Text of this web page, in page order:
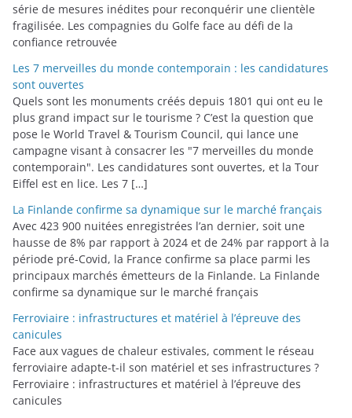
s
série de mesures inédites pour reconquérir une clientèle
fragilisée. Les compagnies du Golfe face au défi de la
confiance retrouvée
Les 7 merveilles du monde contemporain : les candidatures
sont ouvertes
Quels sont les monuments créés depuis 1801 qui ont eu le
plus grand impact sur le tourisme ? C’est la question que
pose le World Travel & Tourism Council, qui lance une
campagne visant à consacrer les "7 merveilles du monde
contemporain". Les candidatures sont ouvertes, et la Tour
Eiffel est en lice. Les 7 […]
La Finlande confirme sa dynamique sur le marché français
Avec 423 900 nuitées enregistrées l’an dernier, soit une
hausse de 8% par rapport à 2024 et de 24% par rapport à la
période pré-Covid, la France confirme sa place parmi les
principaux marchés émetteurs de la Finlande. La Finlande
confirme sa dynamique sur le marché français
Ferroviaire : infrastructures et matériel à l’épreuve des
canicules
Face aux vagues de chaleur estivales, comment le réseau
ferroviaire adapte-t-il son matériel et ses infrastructures ?
Ferroviaire : infrastructures et matériel à l’épreuve des
canicules